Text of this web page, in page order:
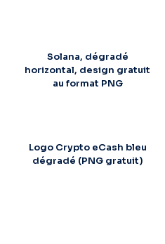
Solana, dégradé
horizontal, design gratuit
au format PNG
Logo Crypto eCash bleu
dégradé (PNG gratuit)